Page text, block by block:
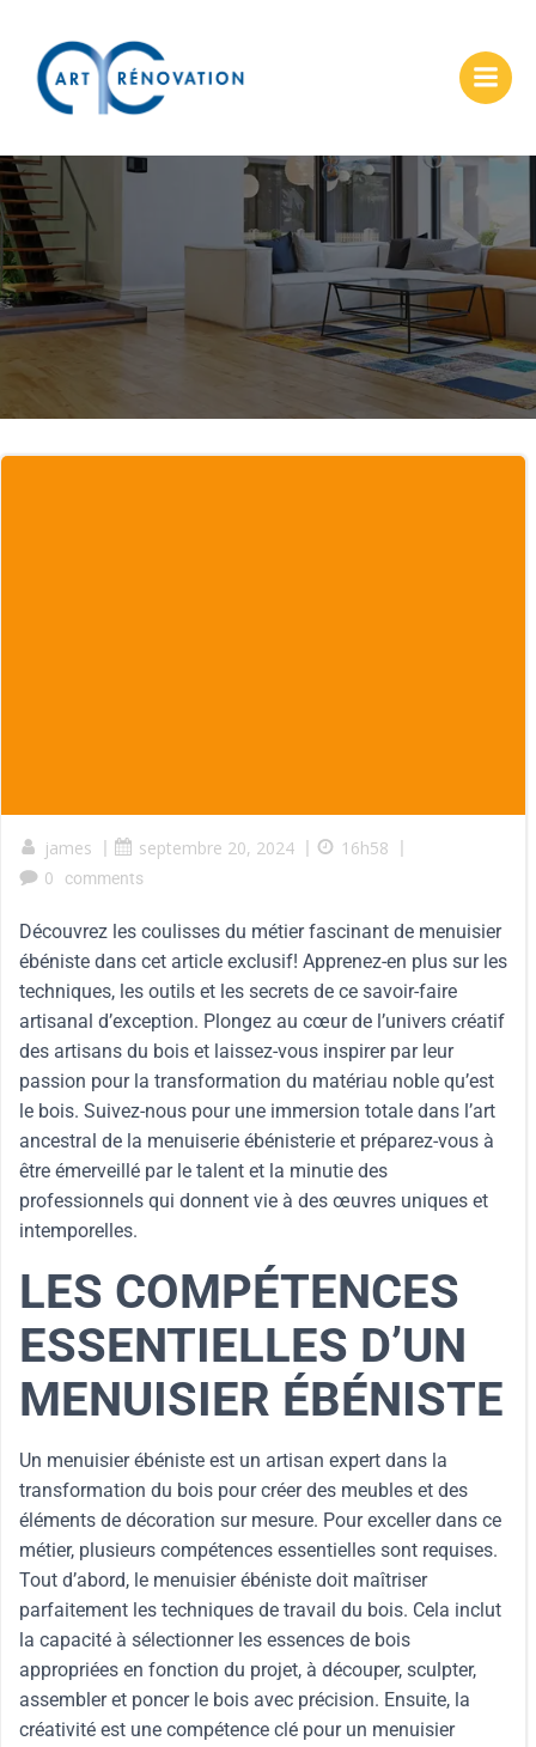
james | septembre 20, 2024 | 16h58 |
0
comments
Découvrez les coulisses du métier fascinant de menuisier
ébéniste dans cet article exclusif! Apprenez-en plus sur les
techniques, les outils et les secrets de ce savoir-faire
artisanal d’exception. Plongez au cœur de l’univers créatif
des artisans du bois et laissez-vous inspirer par leur
passion pour la transformation du matériau noble qu’est
le bois. Suivez-nous pour une immersion totale dans l’art
ancestral de la menuiserie ébénisterie et préparez-vous à
être émerveillé par le talent et la minutie des
professionnels qui donnent vie à des œuvres uniques et
intemporelles.
LES COMPÉTENCES
ESSENTIELLES D’UN
MENUISIER ÉBÉNISTE
Un menuisier ébéniste est un artisan expert dans la
transformation du bois pour créer des meubles et des
éléments de décoration sur mesure. Pour exceller dans ce
métier, plusieurs compétences essentielles sont requises.
Tout d’abord, le menuisier ébéniste doit maîtriser
parfaitement les techniques de travail du bois. Cela inclut
la capacité à sélectionner les essences de bois
appropriées en fonction du projet, à découper, sculpter,
assembler et poncer le bois avec précision. Ensuite, la
créativité est une compétence clé pour un menuisier